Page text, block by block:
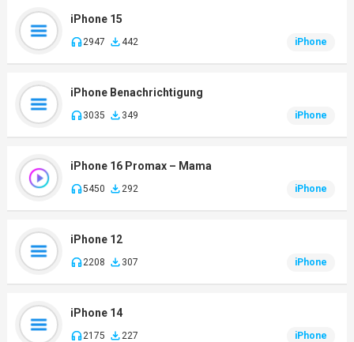
iPhone 15
2947 442 iPhone
iPhone Benachrichtigung
3035 349 iPhone
iPhone 16 Promax – Mama
5450 292 iPhone
iPhone 12
2208 307 iPhone
iPhone 14
2175 227 iPhone